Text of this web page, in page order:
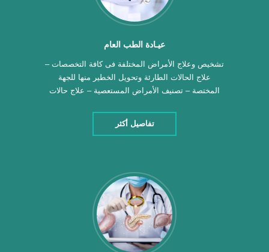
عيـادة الطب العام
تشخيص وعلاج الأمراض المختلفة فى كافة التخصصات –
علاج الحالات الطارئة وتحويل الخطير منها للجهة
المختصة – تصنيف الأمراض المستعصية – علاج حالات
الصحى – متابعة المرضى ذوى الأمراض المزمنة –
متابعة حالات الربو الشعبى
تفاصيل أكثر